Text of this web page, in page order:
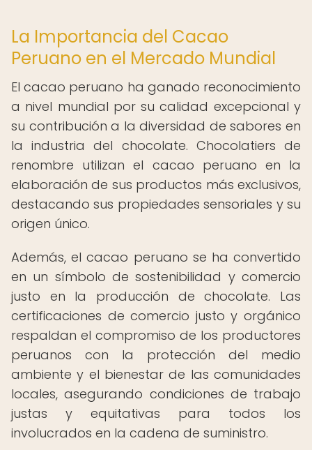
La Importancia del Cacao
Peruano en el Mercado Mundial
El cacao peruano ha ganado reconocimiento
a nivel mundial por su calidad excepcional y
su contribución a la diversidad de sabores en
la industria del chocolate. Chocolatiers de
renombre utilizan el cacao peruano en la
elaboración de sus productos más exclusivos,
destacando sus propiedades sensoriales y su
origen único.
Además, el cacao peruano se ha convertido
en un símbolo de sostenibilidad y comercio
justo en la producción de chocolate. Las
certificaciones de comercio justo y orgánico
respaldan el compromiso de los productores
peruanos con la protección del medio
ambiente y el bienestar de las comunidades
locales, asegurando condiciones de trabajo
justas y equitativas para todos los
involucrados en la cadena de suministro.